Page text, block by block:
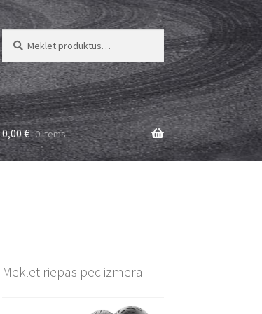
Meklēt:
Meklēt
0,00€ 0 items
Meklēt riepas pēc izmēra